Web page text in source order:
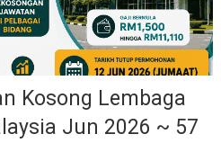
Kosong Lembaga
Jun 2026 ~ 57